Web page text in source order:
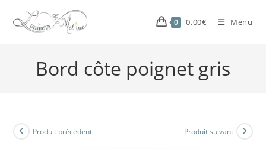
0 0.00€ Menu
Bord côte poignet gris
Produit précédent Produit suivant